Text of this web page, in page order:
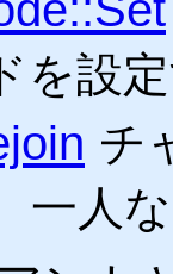
を設
チ
一人